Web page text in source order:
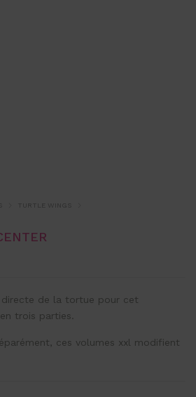
TURTLE WINGS
directe de la tortue pour cet
trois parties.
ces volumes xxl modifient